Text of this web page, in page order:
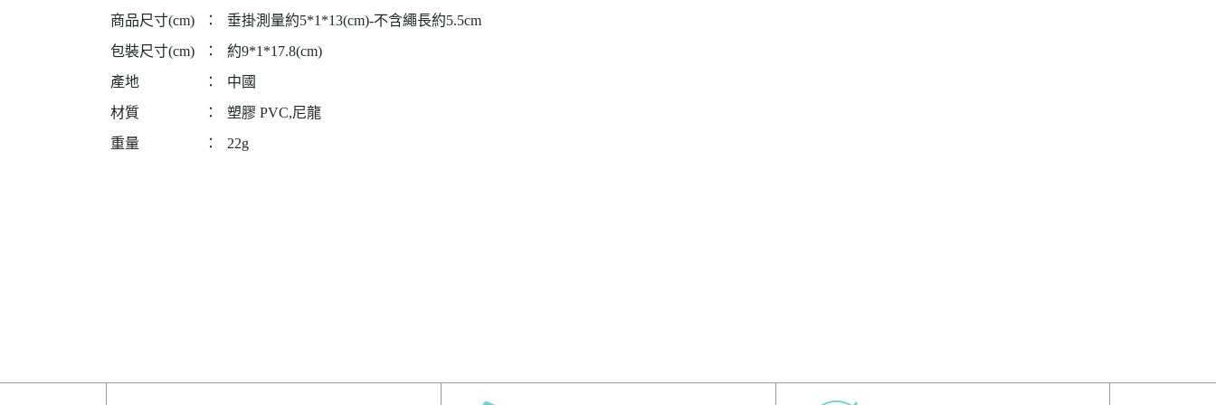
商品尺寸(cm) ：
垂掛測量約5*1*13(cm)-不含繩長約5.5cm
包裝尺寸(cm)
：
約9*1*17.8(cm)
產地
：
中國
材質
：
塑膠 PVC,尼龍
重量
： 22g